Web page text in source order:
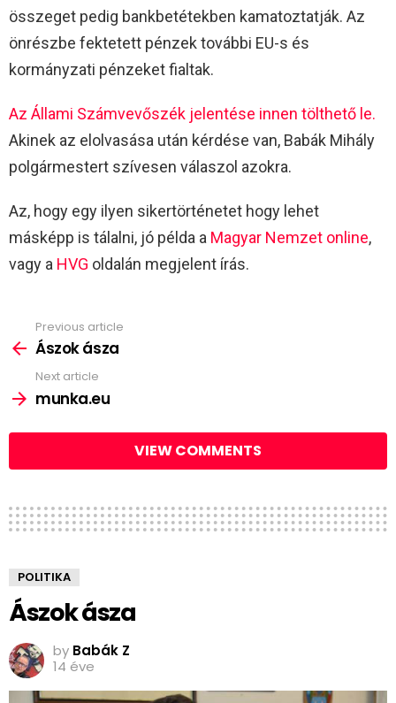
összeget pedig bankbetétekben kamatoztatják. Az
önrészbe fektetett pénzek további EU-s és
kormányzati pénzeket fialtak.
Az Állami Számvevőszék jelentése innen tölthető le.
Akinek az elolvasása után kérdése van, Babák Mihály
polgármestert szívesen válaszol azokra.
Az, hogy egy ilyen sikertörténetet hogy lehet
másképp is tálalni, jó példa a Magyar Nemzet online,
vagy a HVG oldalán megjelent írás.
more
Previous article
Ászok ásza
Next article
munka.eu
VIEW COMMENTS
POLITIKA
Ászok ásza
by Babák Z
14 éve